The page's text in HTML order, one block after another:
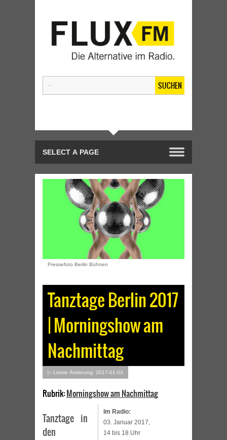
SUCHEN
Pressefoto Berlin Bühnen
Tanztage Berlin 2017
| Morningshow am
Nachmittag
▷ Letzte Änderung: 2017-01-03
Rubrik:Morningshow am Nachmittag
Im Radio:
03. Januar 2017,
14 bis 18 Uhr
Tanztage in
den